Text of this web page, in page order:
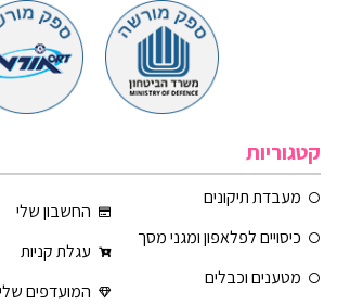
קטגוריות
מעבדת תיקונים
כיסויים לפלאפון ומגני מסך
מטענים וכבלים
החשבון שלי
עגלת קניות
המועדפים שלי